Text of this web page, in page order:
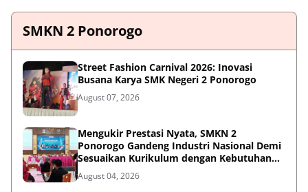
SMKN 2 Ponorogo
Street Fashion Carnival 2026: Inovasi
Busana Karya SMK Negeri 2 Ponorogo
August 07, 2026
Mengukir Prestasi Nyata, SMKN 2
Ponorogo Gandeng Industri Nasional Demi
Sesuaikan Kurikulum dengan Kebutuhan
Dunia Kerja
August 04, 2026